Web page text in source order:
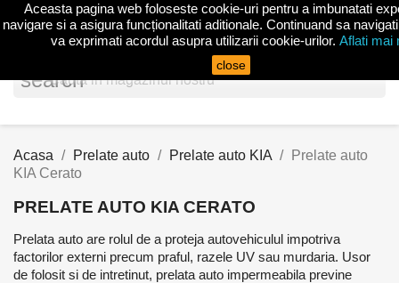
 (0)

search
Acasa Prelate auto Prelate auto KIA
Prelate auto
KIA Cerato
PRELATE AUTO KIA CERATO
Prelata auto are rolul de a proteja autovehiculul impotriva
factorilor externi precum praful, razele UV sau murdaria. Usor
de folosit si de intretinut, prelata auto impermeabila previne
Aceasta pagina web foloseste cookie-uri pentru a imbunatati
navigare si a asigura funcționalitati aditionale. Continuand sa
va exprimati acordul asupra utilizarii cookie-urilor. Aflati mai
close